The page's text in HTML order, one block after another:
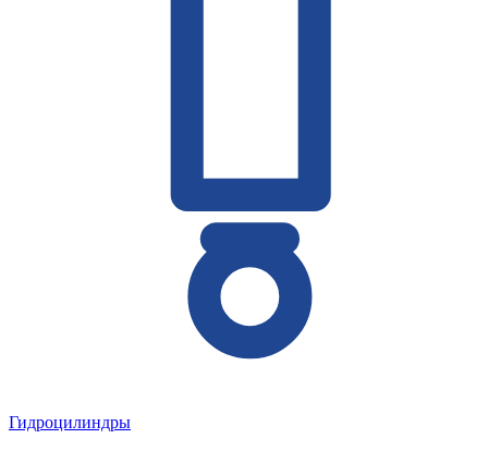
Гидроцилиндры